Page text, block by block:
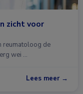
zicht voor
reumatoloog de
wei …
Lees meer →